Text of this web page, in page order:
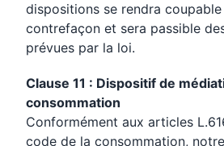
dispositions se rendra
contrefaçon et sera passible
prévues par la loi.
Clause 11 : Dispositif de
consommation
Conformément aux articles
code de la consommation,